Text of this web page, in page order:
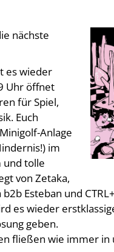
nächste
es wieder
Uhr öffnet
für Spiel,
Euch
Anlage
im
und tolle
von Zetaka,
b2b Esteban und
es wieder
geben.
fließen wie immer in